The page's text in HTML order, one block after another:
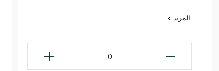
المزيد
0